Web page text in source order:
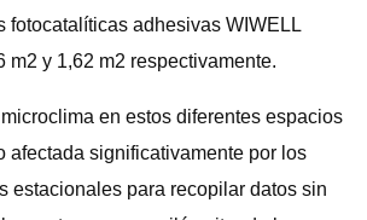
fotocatalíticas adhesivas WIWELL
m2 y 1,62 m2 respectivamente.
en estos diferentes espacios
afectada significativamente por los
estacionales para recopilar datos sin